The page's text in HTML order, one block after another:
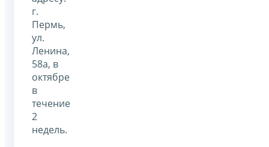
г.
Пермь,
ул.
Ленина,
58а, в
октябре
в
течение
2
недель.